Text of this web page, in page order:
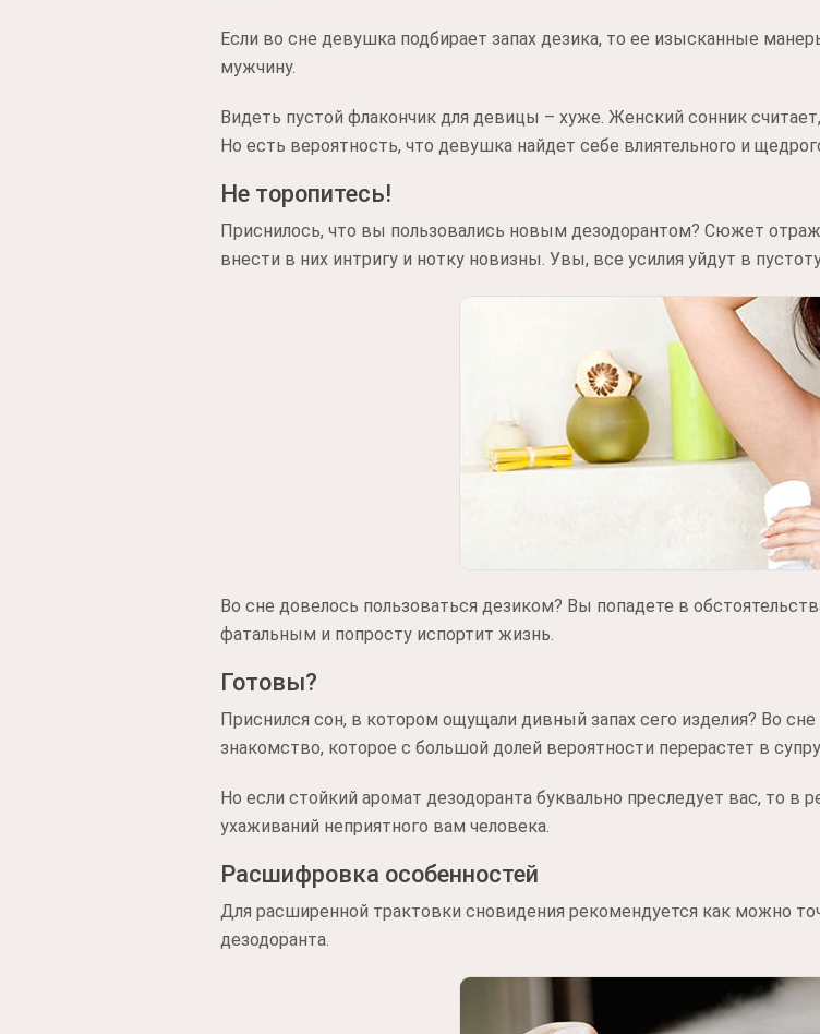
Если во сне девушка подбирает запах дезика, то ее изысканные
мужчину.
Видеть пустой флакончик для девицы – хуже. Женский сонник
Но есть вероятность, что девушка найдет себе влиятельного и
Не торопитесь!
Приснилось, что вы пользовались новым дезодорантом? Сюжет
внести в них интригу и нотку новизны. Увы, все усилия уйдут в
Во сне довелось пользоваться дезиком? Вы попадете в
фатальным и попросту испортит жизнь.
Готовы?
Приснился сон, в котором ощущали дивный запах сего изделия? Во сне
знакомство, которое с большой долей вероятности перерастет в
Но если стойкий аромат дезодоранта буквально преследует вас, то в
ухаживаний неприятного вам человека.
Расшифровка особенностей
Для расширенной трактовки сновидения рекомендуется как можно
дезодоранта.